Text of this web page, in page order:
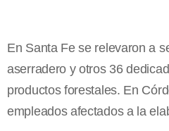
En Santa Fe se relevaron a
aserradero y otros 36
productos forestales. En
empleados afectados a la